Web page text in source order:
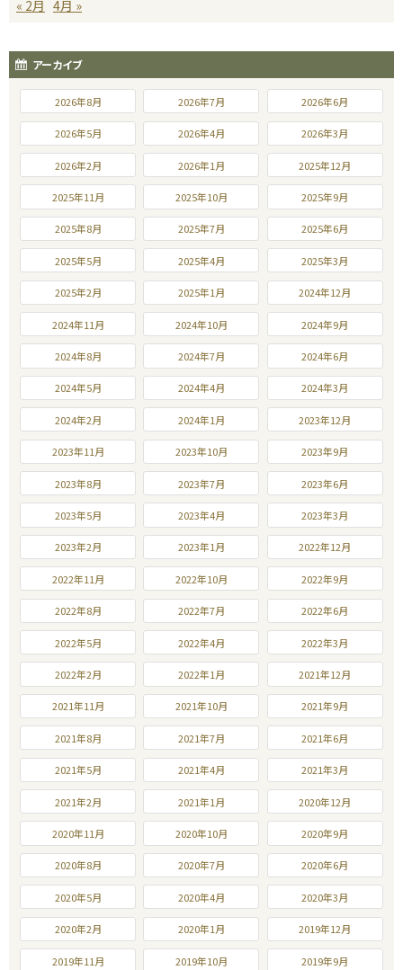
« 2月 4月 »
アーカイブ
2026年8月 2026年7月 2026年6月
2026年5月 2026年4月 2026年3月
2026年2月 2026年1月 2025年12月
2025年11月 2025年10月 2025年9月
2025年8月 2025年7月 2025年6月
2025年5月 2025年4月 2025年3月
2025年2月 2025年1月 2024年12月
2024年11月 2024年10月 2024年9月
2024年8月 2024年7月 2024年6月
2024年5月 2024年4月 2024年3月
2024年2月 2024年1月 2023年12月
2023年11月 2023年10月 2023年9月
2023年8月 2023年7月 2023年6月
2023年5月 2023年4月 2023年3月
2023年2月 2023年1月 2022年12月
2022年11月 2022年10月 2022年9月
2022年8月 2022年7月 2022年6月
2022年5月 2022年4月 2022年3月
2022年2月 2022年1月 2021年12月
2021年11月 2021年10月 2021年9月
2021年8月 2021年7月 2021年6月
2021年5月 2021年4月 2021年3月
2021年2月 2021年1月 2020年12月
2020年11月 2020年10月 2020年9月
2020年8月 2020年7月 2020年6月
2020年5月 2020年4月 2020年3月
2020年2月 2020年1月 2019年12月
2019年11月 2019年10月 2019年9月